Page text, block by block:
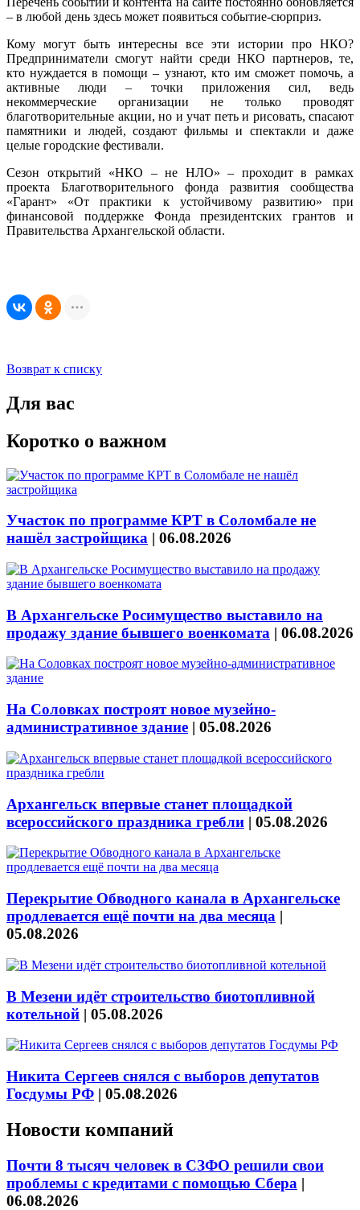
– в любой день здесь может появиться событие-сюрприз.
Кому могут быть интересны все эти истории про НКО?
Предприниматели смогут найти среди НКО партнеров, те,
кто нуждается в помощи – узнают, кто им сможет помочь, а
активные люди – точки приложения сил, ведь
некоммерческие организации не только проводят
благотворительные акции, но и учат петь и рисовать, спасают
памятники и людей, создают фильмы и спектакли и даже
целые городские фестивали.
Сезон открытий «НКО – не НЛО» – проходит в рамках
проекта Благотворительного фонда развития сообщества
«Гарант» «От практики к устойчивому развитию» при
финансовой поддержке Фонда президентских грантов и
Правительства Архангельской области.
Возврат к списку
Для вас
Коротко о важном
Участок по программе КРТ в Соломбале не
нашёл застройщика | 06.08.2026
В Архангельске Росимущество выставило на
продажу здание бывшего военкомата | 06.08.2026
На Соловках построят новое музейно-
административное здание | 05.08.2026
Архангельск впервые станет площадкой
всероссийского праздника гребли | 05.08.2026
Перекрытие Обводного канала в Архангельске
продлевается ещё почти на два месяца |
05.08.2026
В Мезени идёт строительство биотопливной
котельной | 05.08.2026
Никита Сергеев снялся с выборов депутатов
Госдумы РФ | 05.08.2026
Новости компаний
Почти 8 тысяч человек в СЗФО решили свои
проблемы с кредитами с помощью Сбера |
06.08.2026